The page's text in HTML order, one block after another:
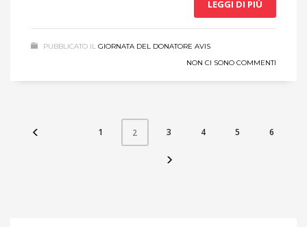
LEGGI DI PIÙ
PUBBLICATO IL GIORNATA DEL DONATORE AVIS
NON CI SONO COMMENTI
1 2 3 4 5 6